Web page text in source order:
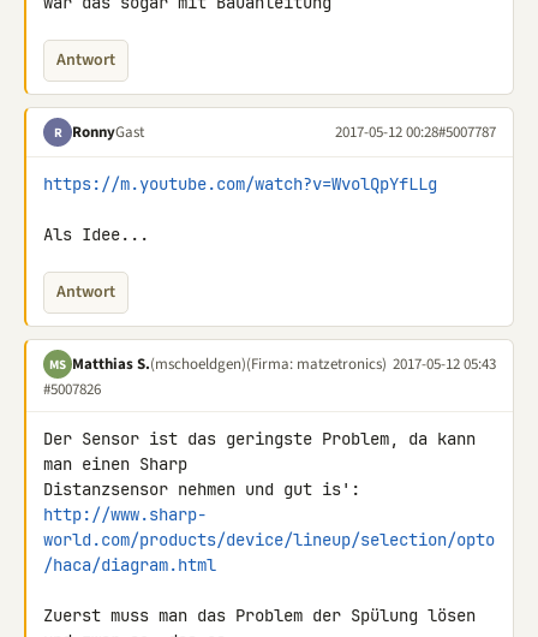
Antwort
R RonnyGast 2017-05-12 00:28#5007787
https://m.youtube.com/watch?v=WvolQpYfLLg
Als Idee...
Antwort
MS Matthias S.(mschoeldgen)(Firma: matzetronics) 2017-05-12 05:43
#5007826
Der Sensor ist das geringste Problem, da kann
man einen Sharp
http://www.sharp-
world.com/products/device/lineup/selection/opto
/haca/diagram.html
Zuerst muss man das Problem der Spülung lösen